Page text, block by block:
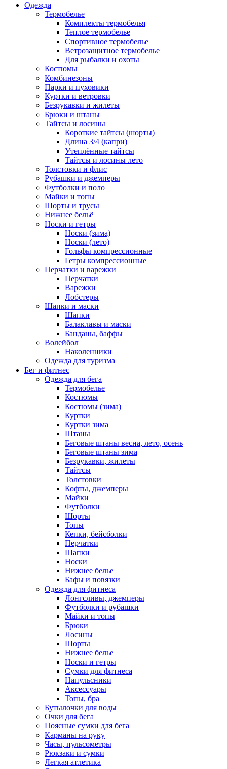
Одежда
Термобелье
Комплекты термобелья
Теплое термобелье
Спортивное термобелье
Ветрозащитное термобелье
Для рыбалки и охоты
Костюмы
Комбинезоны
Парки и пуховики
Куртки и ветровки
Безрукавки и жилеты
Брюки и штаны
Тайтсы и лосины
Короткие тайтсы (шорты)
Длина 3/4 (капри)
Утеплённые тайтсы
Тайтсы и лосины лето
Толстовки и флис
Рубашки и джемперы
Футболки и поло
Майки и топы
Шорты и трусы
Нижнее бельё
Носки и гетры
Носки (зима)
Носки (лето)
Гольфы компрессионные
Гетры компрессионные
Перчатки и варежки
Перчатки
Варежки
Лобстеры
Шапки и маски
Шапки
Балаклавы и маски
Банданы, баффы
Волейбол
Наколенники
Одежда для туризма
Бег и фитнес
Одежда для бега
Термобелье
Костюмы
Костюмы (зима)
Куртки
Куртки зима
Штаны
Беговые штаны весна, лето, осень
Беговые штаны зима
Безрукавки, жилеты
Тайтсы
Толстовки
Кофты, джемперы
Майки
Футболки
Шорты
Топы
Кепки, бейсболки
Перчатки
Шапки
Носки
Нижнее белье
Бафы и повязки
Одежда для фитнеса
Лонгсливы, джемперы
Футболки и рубашки
Майки и топы
Брюки
Лосины
Шорты
Нижнее белье
Носки и гетры
Сумки для фитнеса
Напульсники
Аксессуары
Топы, бра
Бутылочки для воды
Очки для бега
Поясные сумки для бега
Карманы на руку
Часы, пульсометры
Рюкзаки и сумки
Легкая атлетика